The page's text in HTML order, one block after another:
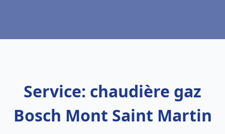
Service: chaudière gaz
Bosch Mont Saint Martin